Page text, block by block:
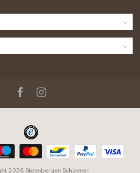
2026 Steenbergen Schoenen